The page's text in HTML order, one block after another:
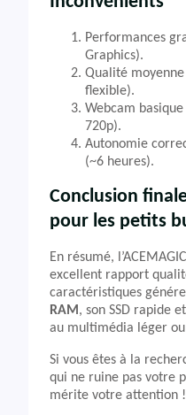
Performances
Graphics).
Qualité
flexible).
Webcam
720p).
Autonomie
(~6 heures).
Conclusion
pour les petits
En résumé,
excellent rapport
caractéristiques
RAM , son SSD rapide
au multimédia léger
Si vous êtes à la
qui ne ruine pas votre
mérite votre attention !